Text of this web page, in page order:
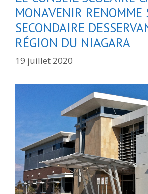
MONAVENIR RENOMME
SECONDAIRE
RÉGION DU NIAGARA
19 juillet 2020